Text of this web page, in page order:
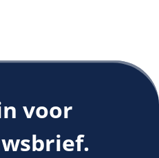
voor